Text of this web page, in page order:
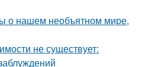
о нашем необъятном мире,
не существует: